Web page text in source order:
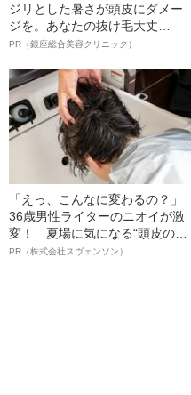
ジリとした暑さが頭皮にダメー
ジを。あなたの抜け毛大丈
夫！？
PR（銀座総合美容クリニック）
「えっ、こんなに変わるの？」
36歳男性ライターのニオイが激
変！ 夏場に気になる“頭皮のニ
オイ”や“ベタつき”を解消す
PR（株式会社スヴェンソン）